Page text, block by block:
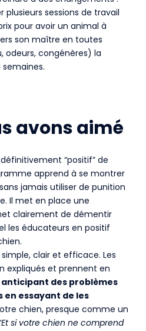
plusieurs sessions de travail
pour avoir un animal à
son maître en toutes
odeurs, congénères) la
avons aimé
“positif” de
apprend à se montrer
jamais utiliser de punition
Il met en place une
clairement de démentir
les éducateurs en positif
clair et efficace. Les
expliqués et prennent en
anticipant des problèmes
en essayant de les
chien, presque comme un
si votre chien ne comprend